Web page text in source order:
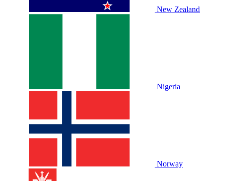
New Zealand
Nigeria
Norway